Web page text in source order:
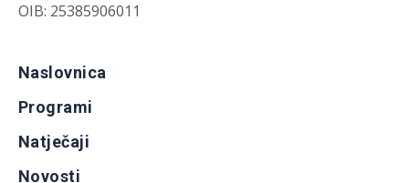
OIB: 25385906011
Naslovnica
Programi
Natječaji
Novosti